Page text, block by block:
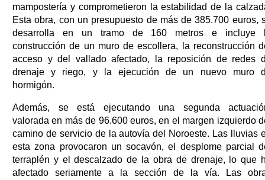
mampostería y comprometieron la estabilidad de la
Esta obra, con un presupuesto de más de 385.700 euros,
desarrolla en un tramo de 160 metros e incluye
construcción de un muro de escollera, la reconstrucción
acceso y del vallado afectado, la reposición de redes
drenaje y riego, y la ejecución de un nuevo muro
hormigón.
Además, se está ejecutando una segunda
valorada en más de 96.600 euros, en el margen izquierdo
camino de servicio de la autovía del Noroeste. Las lluvias
esta zona provocaron un socavón, el desplome parcial
terraplén y el descalzado de la obra de drenaje, lo que
afectado seriamente a la sección de la vía. Las